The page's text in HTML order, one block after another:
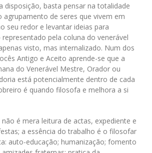
disposição, basta pensar na totalidade
agrupamento de seres que vivem em
seu redor e levantar ideias para
pela coluna do venerável
visto, mas internalizado. Num dos
Antigo e Aceito aprende-se que a
do Venerável Mestre, Orador ou
está potencialmente dentro de cada
é quando filosofa e melhora a si
é mera leitura de actas, expediente e
a essência do trabalho é o filosofar
auto-educação; humanização; fomento